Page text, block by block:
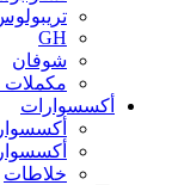
GH
شوفان
مكملات
أكسسوارات
خلاطات